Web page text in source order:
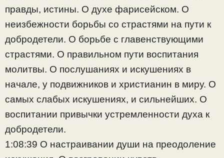
правды, истины. О духе фарисейском. О
неизбежности борьбы со страстями на пути к
добродетели. О борьбе с главенствующими
страстями. О правильном пути воспитания
молитвы. О послушаниях и искушениях в
начале, у подвижников и христианин в миру. О
самых слабых искушениях, и сильнейших. О
воспитании привычки устремленности духа к
добродетели.
1:08:39 О настраивании души на преодоление